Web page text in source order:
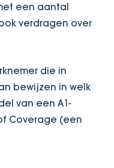
een aantal
verdragen over
die in
bewijzen in welk
van een A1-
Coverage (een